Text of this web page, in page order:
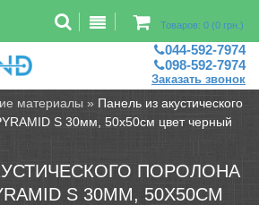
рассчет помещений
Товаров: 0 (0 грн.)
044-592-7974
098-592-7974
Заказать звонок
материалы » Панель из акустического
S 30мм, 50х50см цвет черный
ПОРОЛОНА
S 30ММ, 50Х50СМ